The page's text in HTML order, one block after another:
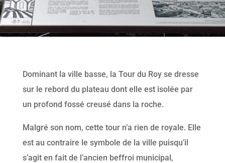
Dominant la ville basse, la Tour du Roy se dresse
sur le rebord du plateau dont elle est isolée par
un profond fossé creusé dans la roche.
Malgré son nom, cette tour n’a rien de royale. Elle
est au contraire le symbole de la ville puisqu’il
s’agit en fait de l’ancien beffroi municipal,